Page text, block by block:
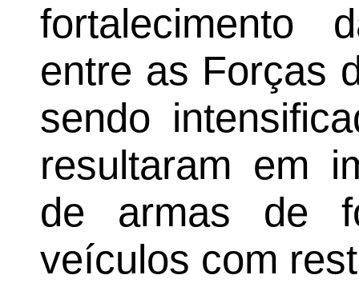
fortalecimento
entre as Forças
sendo
resultaram em
de armas de
veículos com